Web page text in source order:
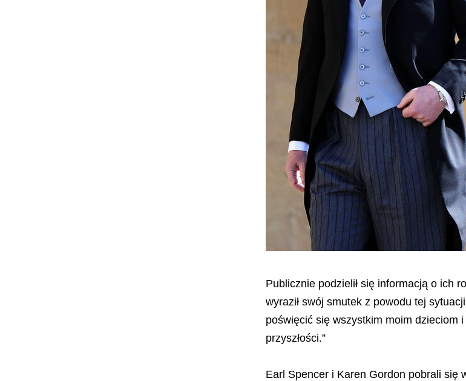
Publicznie podzielił się informacją o ich
wyraził swój smutek z powodu tej
poświęcić się wszystkim moim dzieciom
przyszłości.”
Earl Spencer i Karen Gordon pobrali się